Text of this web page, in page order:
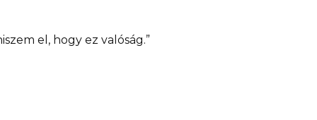
el, hogy ez valóság.”